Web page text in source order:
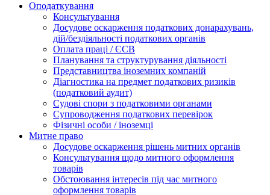
Оподаткування
Консультування
Досудове оскарження податкових донарахувань,
дій/бездіяльності податкових органів
Оплата праці / ЄСВ
Планування та структурування діяльності
Представництва іноземних компаній
Діагностика на предмет податкових ризиків
(податковий аудит)
Судові спори з податковими органами
Супроводження податкових перевірок
Фізичні особи / іноземці
Митне право
Досудове оскарження рішень митних органів
Консультування щодо митного оформлення
товарів
Обстоювання інтересів під час митного
оформлення товарів